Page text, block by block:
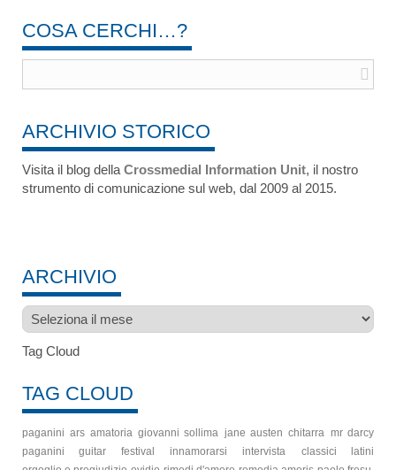
COSA CERCHI…?
ARCHIVIO STORICO
Visita il blog della Crossmedial Information Unit, il nostro
strumento di comunicazione sul web, dal 2009 al 2015.
ARCHIVIO
Archivio
Tag Cloud
TAG CLOUD
paganini ars amatoria giovanni sollima jane austen chitarra mr darcy
paganini guitar festival
innamorarsi intervista
classici latini